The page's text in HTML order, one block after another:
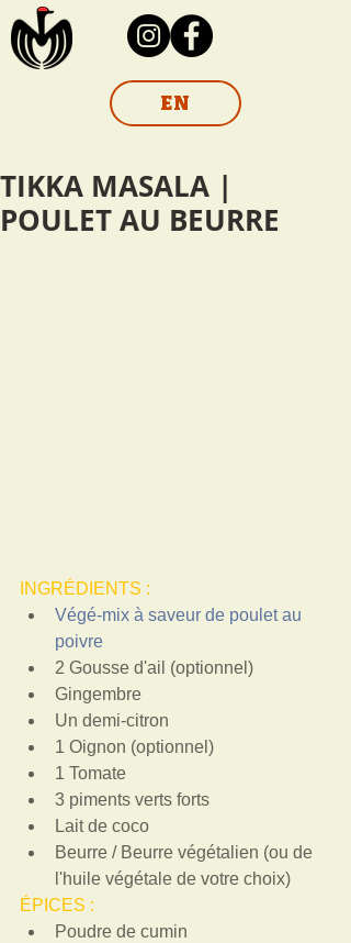
EN
TIKKA MASALA |
POULET AU BEURRE
INGRÉDIENTS :
Végé-mix à saveur de poulet au
poivre
2 Gousse d'ail (optionnel)
Gingembre
Un demi-citron
1 Oignon (optionnel)
1 Tomate
3 piments verts forts
Lait de coco
Beurre / Beurre végétalien (ou de
l'huile végétale de votre choix)
ÉPICES :
Poudre de cumin